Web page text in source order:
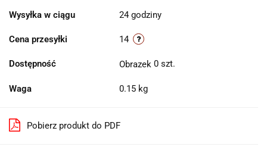
Wysyłka w ciągu 24 godziny
Cena przesyłki 14
Dostępność 0 szt.
Waga 0.15 kg
Pobierz produkt do PDF